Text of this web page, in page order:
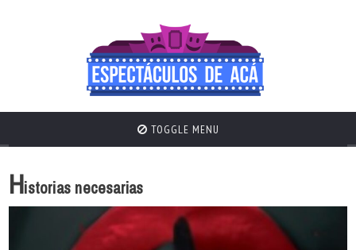
TOGGLE MENU
Historias necesarias